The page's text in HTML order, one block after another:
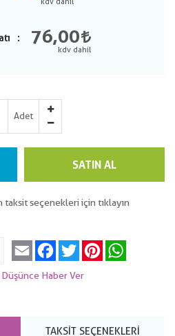
76,00
Adet
SATIN AL
taksit seçenekleri için tıklayın
Email Facebook
Twitter Pinterest
Düşünce Haber Ver
TAKSIT SEÇENEKLERI